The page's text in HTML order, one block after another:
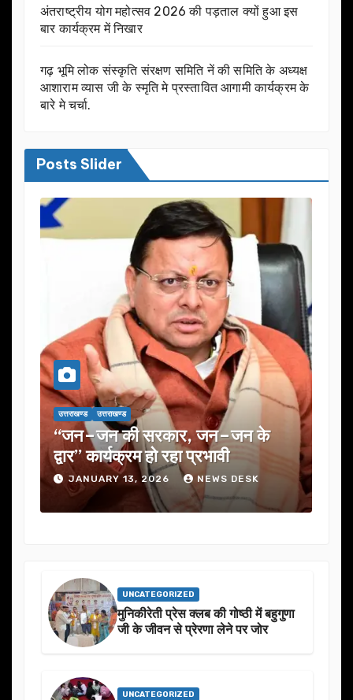
अंतराष्ट्रीय योग महोत्सव 2026 की पड़ताल क्यों हुआ इस
बार कार्यक्रम में निखार
गढ़ भूमि लोक संस्कृति संरक्षण समिति नें की समिति के अध्यक्ष
आशाराम व्यास जी के स्मृति मे प्रस्तावित आगामी कार्यक्रम के
बारे मे चर्चा.
Posts Slider
उत्तराखण्ड उत्तराखण्ड
“जन–जन की सरकार, जन–जन के
द्वार” कार्यक्रम हो रहा प्रभावी
JANUARY 13, 2026 NEWS DESK
UNCATEGORIZED
मुनिकीरेती प्रेस क्लब की गोष्ठी में बहुगुणा
जी के जीवन से प्रेरणा लेने पर जोर
UNCATEGORIZED